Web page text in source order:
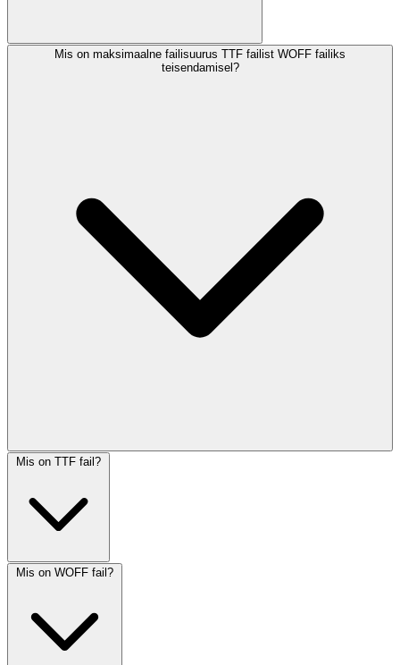
Mis on maksimaalne failisuurus TTF failist WOFF failiks
teisendamisel?
Mis on TTF fail?
Mis on WOFF fail?